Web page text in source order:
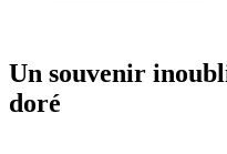
Un souvenir
doré